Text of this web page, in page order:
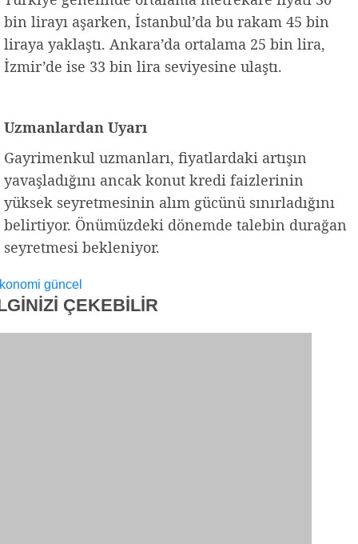
bin lirayı aşarken, İstanbul’da bu rakam 45 bin
liraya yaklaştı. Ankara’da ortalama 25 bin lira,
İzmir’de ise 33 bin lira seviyesine ulaştı.
Uzmanlardan Uyarı
Gayrimenkul uzmanları, fiyatlardaki artışın
yavaşladığını ancak konut kredi faizlerinin
yüksek seyretmesinin alım gücünü sınırladığını
belirtiyor. Önümüzdeki dönemde talebin durağan
seyretmesi bekleniyor.
güncel
ÇEKEBİLİR